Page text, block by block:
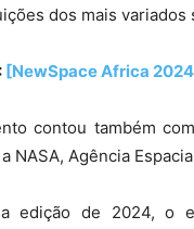
dos mais variados
[NewSpace Africa
contou também
NASA, Agência
edição de 2024, o